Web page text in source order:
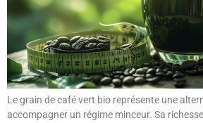
Le grain de café vert bio représente une
accompagner un régime minceur. Sa